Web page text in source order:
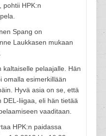
pohtii HPK:n
Spang on
Laukkasen mukaan
pelaajalle. Hän
omalla esimerkillään
Hyvä asia on se, että
DEL-liigaa, eli hän tietää
vaaditaan.
HPK:n paidassa